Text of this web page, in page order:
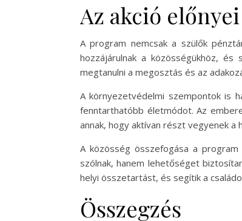
Az akció
A program nemcsak a szülők
hozzájárulnak a közösségükhöz,
megtanulni a megosztás és az
A környezetvédelmi szempontok is
fenntarthatóbb életmódot. Az
annak, hogy aktívan részt vegyenek a
A közösség összefogása a
szólnak, hanem lehetőséget
helyi összetartást, és segítik a
Összegzés